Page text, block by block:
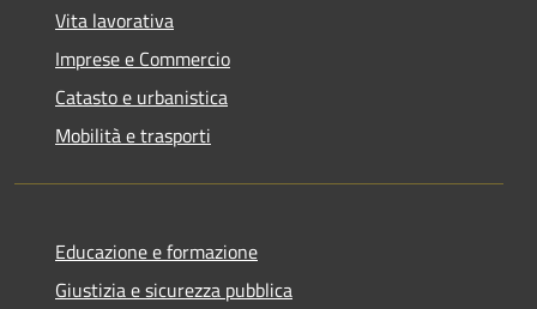
Vita lavorativa
Imprese e Commercio
Catasto e urbanistica
Mobilità e trasporti
Educazione e formazione
Giustizia e sicurezza pubblica